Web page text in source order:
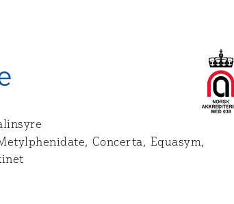
Concerta, Equasym,